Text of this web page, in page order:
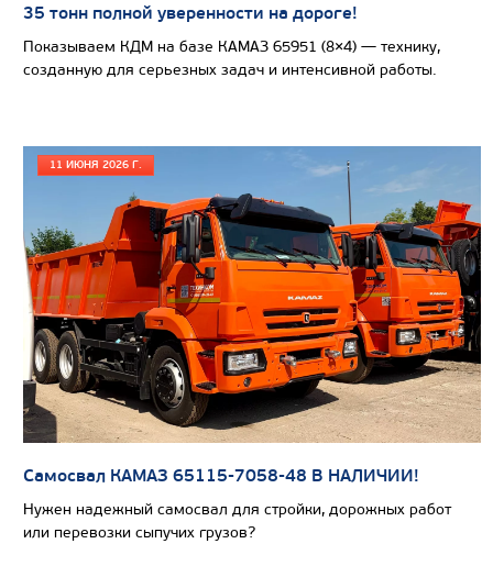
Узнать цену
САМОСВАЛ КАМАЗ-65802
35 тонн полной уверенности на дороге!
Показываем КДМ на базе КАМАЗ 65951 (8×4) — технику,
созданную для серьезных задач и интенсивной работы.
11 ИЮНЯ 2026 Г.
Самосвал КАМАЗ 65115-7058-48 В НАЛИЧИИ!
Нужен надежный самосвал для стройки, дорожных работ
или перевозки сыпучих грузов?